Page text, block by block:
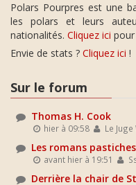
Polars Pourpres est une
les polars et leurs
nationalités. Cliquez ici
Envie de stats ? Cliquez ici !
Sur le forum
Thomas H. Cook
hier à 09:58 Le
Les romans
avant hier à 19:51
Derrière la chair de